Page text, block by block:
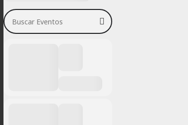
Buscar Eventos